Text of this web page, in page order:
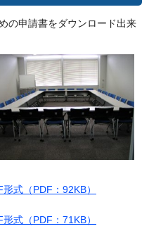
の申請書をダウンロード出来
形式（PDF：92KB）
形式（PDF：71KB）